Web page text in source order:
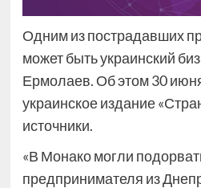
Одним из пострадавших
может быть украинский
Ермолаев. Об этом 30
украинское издание
источники.
«В Монако могли
предпринимателя из